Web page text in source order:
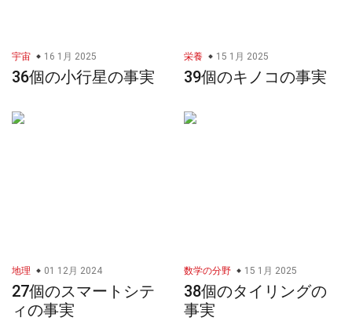
宇宙 16 1月 2025
36個の小行星の事実
栄養 15 1月 2025
39個のキノコの事実
地理 01 12月 2024
27個のスマートシテ
ィの事実
数学の分野 15 1月 2025
38個のタイリングの
事実